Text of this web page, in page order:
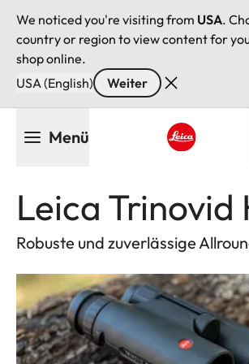
We noticed you're visiting from USA.
country or region to view content for
shop online.
USA (English)
Weiter
Menü
Leica Trinovid
Robuste und zuverlässige